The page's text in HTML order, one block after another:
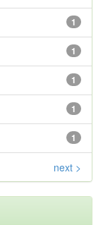
1
1
1
1
1
next >